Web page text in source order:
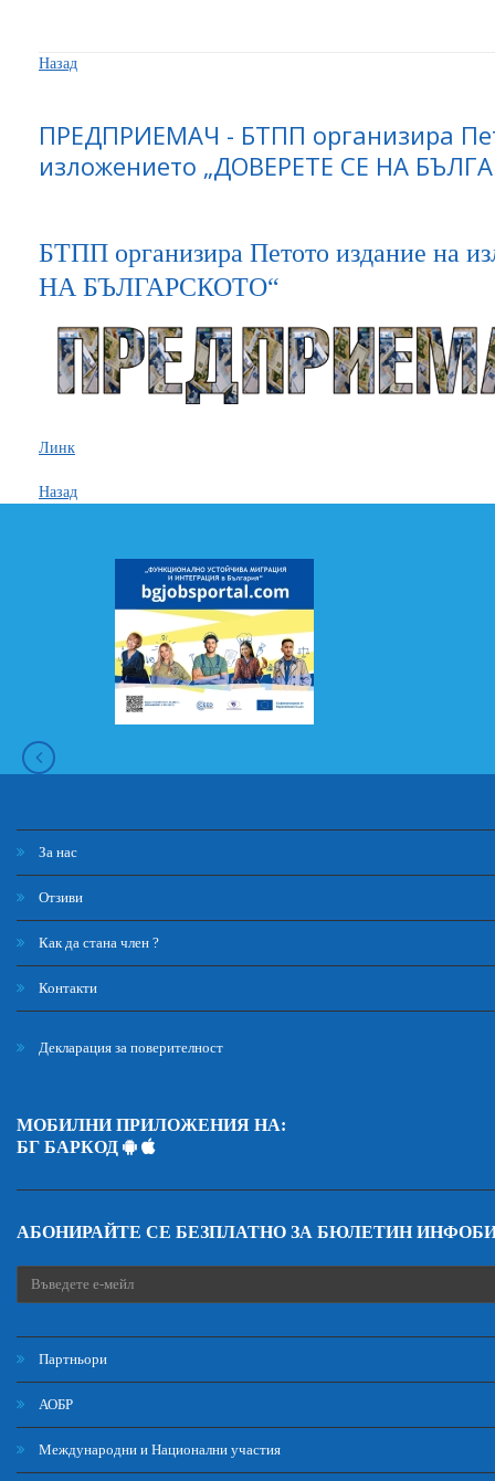
Назад
ПРЕДПРИЕМАЧ - БТПП организира
изложението „ДОВЕРЕТЕ СЕ НА
БТПП организира Петото издание на
НА БЪЛГАРСКОТО“
Линк
Назад
За нас
Отзиви
Как да стана член ?
Контакти
Декларация за поверителност
МОБИЛНИ ПРИЛОЖЕНИЯ НА:
БГ БАРКОД
АБОНИРАЙТЕ СЕ БЕЗПЛАТНО ЗА БЮЛЕТИН
Партньори
АОБР
Международни и Национални участия